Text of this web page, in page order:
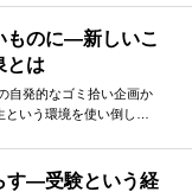
ものに―新しいこ
とは
自発的なゴミ拾い企画か
いう環境を使い倒し…
す―受験という経